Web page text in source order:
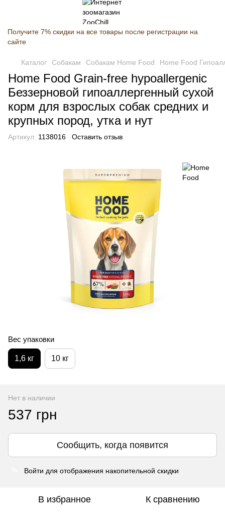
Получите 7% скидки на все товары после регистрации на
сайте
Каталог Собакам Собакам Home Food Home Food
Home Food Grain-free hypoallergenic
Беззерновой гипоаллергенный сухой
корм для взрослых собак средних и
крупных пород, утка и нут
Артикул: 1138016 Оставить отзыв
Вес упаковки
1,6 кг 10 кг
Нет в наличии
537 грн
Сообщить, когда появится
Войти для отображения накопительной скидки
В избранное К сравнению